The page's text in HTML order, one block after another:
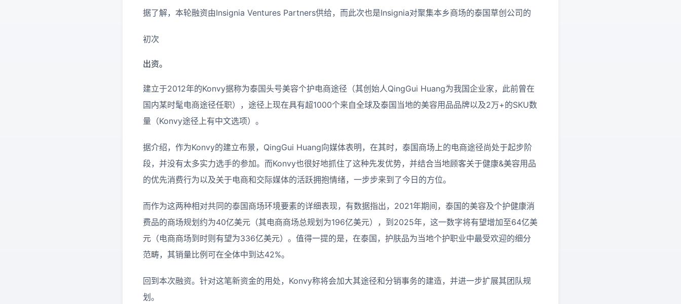
据了解，本轮融资由Insignia Ventures Partners供给，而此次也是Insignia对聚集本乡商场的泰国草创公司的
初次
出资。
建立于2012年的Konvy据称为泰国头号美容个护电商途径（其创始人QingGui Huang为我国企业家，此前曾在
国内某时髦电商途径任职），途径上现在具有超1000个来自全球及泰国当地的美容用品品牌以及2万+的SKU数
量（Konvy途径上有中文选项）。
据介绍，作为Konvy的建立布景，QingGui Huang向媒体表明，在其时，泰国商场上的电商途径尚处于起步阶
段，并没有太多实力选手的参加。而Konvy也很好地抓住了这种先发优势，并结合当地顾客关于健康&美容用品
的优先消费行为以及关于电商和交际媒体的活跃拥抱情绪，一步步来到了今日的方位。
而作为这两种相对共同的泰国商场环境要素的详细表现，有数据指出，2021年期间，泰国的美容及个护健康消
费品的商场规划约为40亿美元（其电商商场总规划为196亿美元），到2025年，这一数字将有望增加至64亿美
元（电商商场到时则有望为336亿美元）。值得一提的是，在泰国，护肤品为当地个护职业中最受欢迎的细分
范畴，其销量比例可在全体中到达42%。
回到本次融资。针对这笔新资金的用处， Konvy称将会加大其途径和分销事务的建造，并进一步扩展其团队规
划。